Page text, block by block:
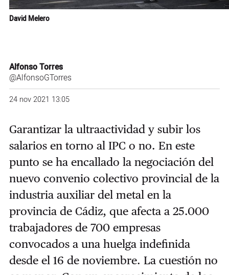
David Melero
Alfonso Torres
@AlfonsoGTorres
24 nov 2021 13:05
Garantizar la ultraactividad y subir los
salarios en torno al IPC o no. En este
punto se ha encallado la negociación del
nuevo convenio colectivo provincial de la
industria auxiliar del metal en la
provincia de Cádiz, que afecta a 25.000
trabajadores de 700 empresas
convocados a una huelga indefinida
desde el 16 de noviembre. La cuestión no